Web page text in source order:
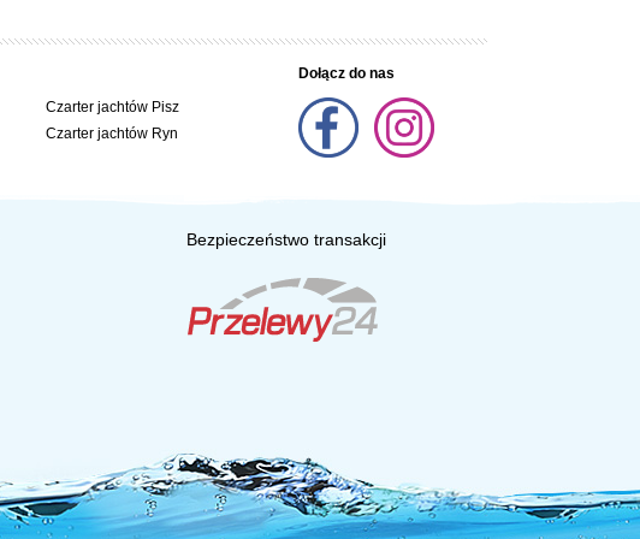
Czarter jachtów Pisz
Czarter jachtów Ryn
Dołącz do nas
Bezpieczeństwo transakcji